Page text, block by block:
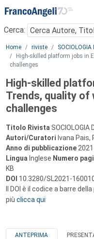
Menu
Cerca:
Main content
Home riviste SOCIOLOGIA
High-skilled platform jobs in
challenges
High-skilled
Trends, quality of
challenges
Titolo Rivista SOCIOLOGIA
Autori/Curatori Ivana Pais,
Anno di pubblicazione 2021
Lingua Inglese Numero
KB
DOI 10.3280/SL2021-
Il DOI è il codice a barre
più clicca qui
ANTEPRIMA